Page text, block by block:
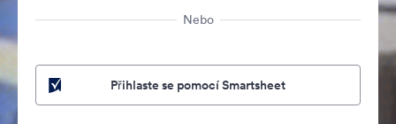
Nebo
Přihlaste se pomocí Smartsheet